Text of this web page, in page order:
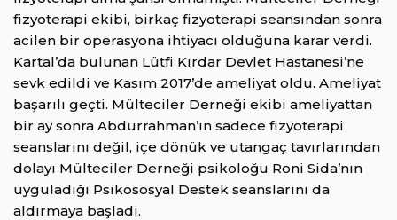
fizyoterapi ekibi, birkaç fizyoterapi seansından sonra
acilen bir operasyona ihtiyacı olduğuna karar verdi.
Kartal’da bulunan Lütfi Kırdar Devlet Hastanesi’ne
sevk edildi ve Kasım 2017’de ameliyat oldu. Ameliyat
başarılı geçti. Mülteciler Derneği ekibi ameliyattan
bir ay sonra Abdurrahman’ın sadece fizyoterapi
seanslarını değil, içe dönük ve utangaç tavırlarından
dolayı Mülteciler Derneği psikoloğu Roni Sida’nın
uyguladığı Psikososyal Destek seanslarını da
aldırmaya başladı.